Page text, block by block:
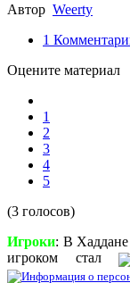
Автор Weerty
1
Оцените материал
1
2
3
4
5
(3 голосов)
Игроки: В Хаддане
игроком стал